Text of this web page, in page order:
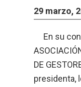
29 marzo,
En su
DE
presidenta,